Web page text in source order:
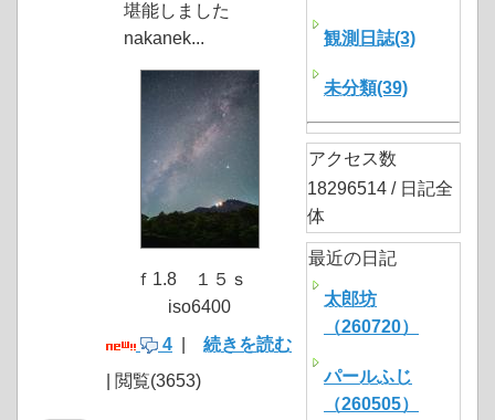
堪能しました
nakanek...
ｆ1.8 １５ｓ
iso6400
4
続きを読む
| 閲覧(3653)
観測日誌(3)
未分類(39)
アクセス数
18296514 / 日記全
体
最近の日記
太郎坊
（260720）
パールふじ
（260505）